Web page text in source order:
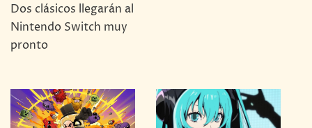
Dos clásicos llegarán al
Nintendo Switch muy
pronto